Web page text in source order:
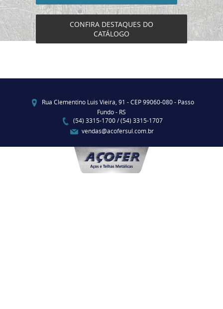
CONFIRA DESTAQUES DO
CATÁLOGO
Rua Clementino Luis Vieira, 91 - CEP 99060-080 - Passo
Fundo - RS
(54) 3315-1700 / (54) 3315-1707
vendas@acofersul.com.br